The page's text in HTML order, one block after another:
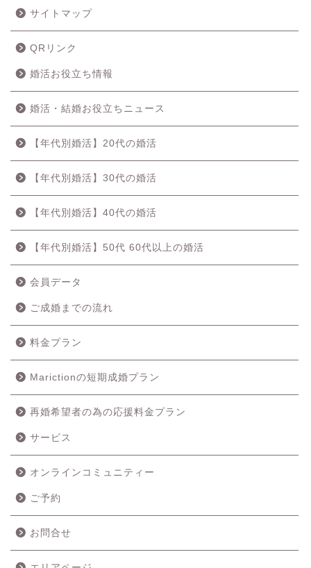
サイトマップ
QRリンク
婚活お役立ち情報
婚活・結婚お役立ちニュース
【年代別婚活】20代の婚活
【年代別婚活】30代の婚活
【年代別婚活】40代の婚活
【年代別婚活】50代 60代以上の婚活
会員データ
ご成婚までの流れ
料金プラン
Marictionの短期成婚プラン
再婚希望者の為の応援料金プラン
サービス
オンラインコミュニティー
ご予約
お問合せ